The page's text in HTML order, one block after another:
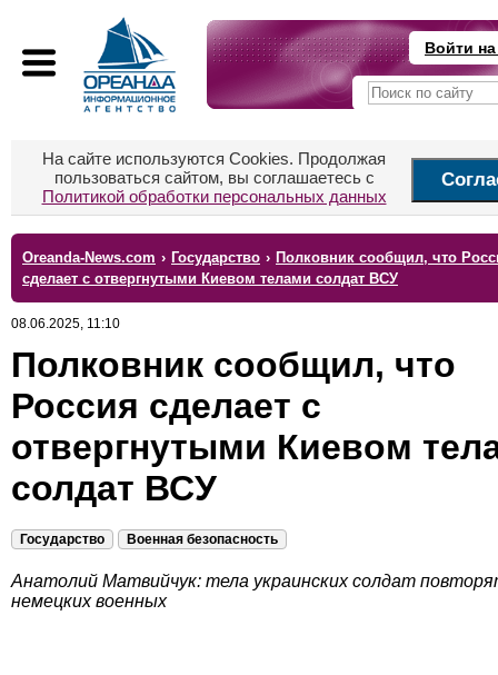
Войти
На сайте используются Cookies. Продолжая
пользоваться сайтом, вы соглашаетесь с
Политикой обработки персональных данных
Oreanda-News.com › Государство › Полковник сообщил, что
сделает с отвергнутыми Киевом телами солдат ВСУ
08.06.2025, 11:10
Полковник сообщил, что
Россия сделает с
отвергнутыми Киевом
солдат ВСУ
Государство Военная безопасность
Анатолий Матвийчук: тела украинских солдат
немецких военных